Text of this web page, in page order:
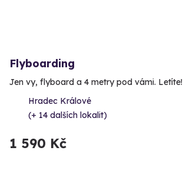
Flyboarding
Jen vy, flyboard a 4 metry pod vámi. Letíte!
Hradec Králové
(+ 14 dalších lokalit)
1 590 Kč